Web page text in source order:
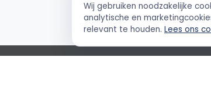
KvK-geverifieerd
Elke ZZP'er gecheckt
Wij gebruiken noodzakelijke
analytische en
relevant te houden. Lees ons